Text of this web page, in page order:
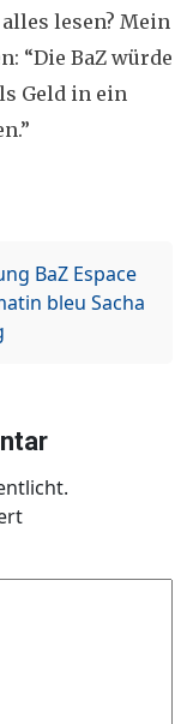
lesen? Mein
“Die BaZ würde
Geld in ein
BaZ Espace
bleu Sacha